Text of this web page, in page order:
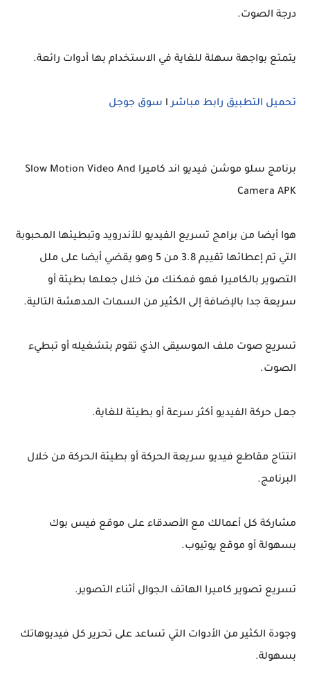
درجة الصوت.
يتمتع بواجهة سهلة للغاية في الاستخدام بها أدوات رائعة.
تحميل التطبيق رابط مباشرl سوق جوجل
برنامج سلو موشن فيديو اند كاميرا Slow Motion Video And
Camera APK
هوا أيضا من برامج تسريع الفيديو للأندرويد وتبطيئها المحبوبة
التي تم إعطائها تقييم 3.8 من 5 وهو يقضي أيضا على ملل
التصوير بالكاميرا فهو فمكنك من خلال جعلها بطيئة أو
سريعة جدا بالإضافة إلى الكثير من السمات المدهشة التالية.
تسريع صوت ملف الموسيقى الذي تقوم بتشغيله أو تبطيء
الصوت.
جعل حركة الفيديو أكثر سرعة أو بطيئة للغاية.
انتتاج مقاطع فيديو سريعة الحركة أو بطيئة الحركة من خلال
البرنامج.
مشاركة كل أعمالك مع الأصدقاء على موقع فيس بوك
بسهولة أو موقع يوتيوب.
تسريع تصوير كاميرا الهاتف الجوال أثناء التصوير.
وجودة الكثير من الأدوات التي تساعد على تحرير كل فيديوهاتك
بسهولة.